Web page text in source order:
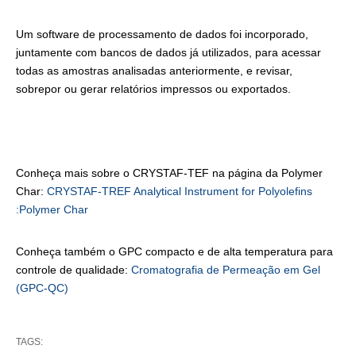
Um software de processamento de dados foi incorporado,
juntamente com bancos de dados já utilizados, para acessar
todas as amostras analisadas anteriormente, e revisar,
sobrepor ou gerar relatórios impressos ou exportados.
Conheça mais sobre o CRYSTAF-TEF na página da Polymer
Char: CRYSTAF-TREF Analytical Instrument for Polyolefins
:Polymer Char
Conheça também o GPC compacto e de alta temperatura para
controle de qualidade: Cromatografia de Permeação em Gel
(GPC-QC)
TAGS: